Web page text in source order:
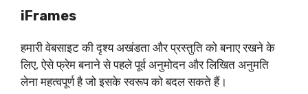
iFrames
हमारी वेबसाइट की दृश्य अखंडता और प्रस्तुति को बनाए रखने के
लिए, ऐसे फ्रेम बनाने से पहले पूर्व अनुमोदन और लिखित अनुमति
लेना महत्वपूर्ण है जो इसके स्वरूप को बदल सकते हैं।